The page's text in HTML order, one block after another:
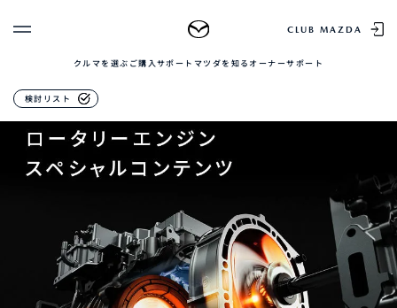
CLUB MAZDA
クルマを選ぶ ご購入サポート マツダを知る オーナーサポート
検討リスト
車種・グレード比較
MAZDAのSUV比較
クルマ購入ガイド
カンタン見積り
販売店検索
試乗車検索
ログイン
新規会員登録
MYページTOP
QRコード
登録情報の変更
ログアウト
MAZDA MX-30